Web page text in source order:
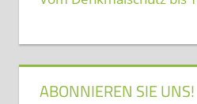
ABONNIEREN SIE UNS!